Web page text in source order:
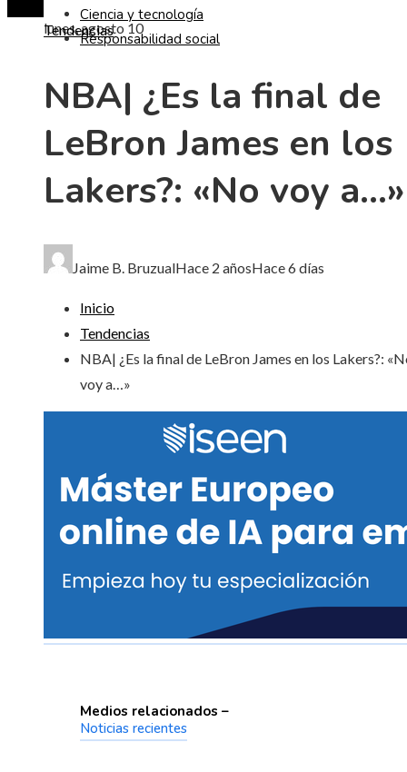
lunes, agosto 10
Ciencia y tecnología
Responsabilidad social
Tendencias
NBA| ¿Es la final de
LeBron James en los
Lakers?: «No voy a…»
Jaime B. BruzualHace 2 añosHace 6 días
Inicio
Tendencias
NBA| ¿Es la final de LeBron James en los Lakers?:
voy a…»
Medios relacionados –
Noticias recientes